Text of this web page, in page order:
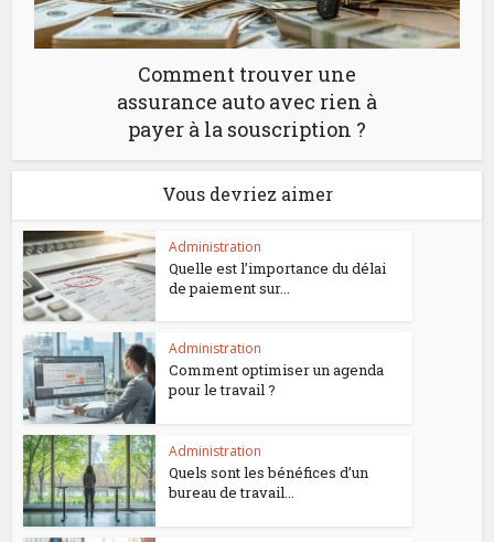
Comment trouver une
assurance auto avec rien à
payer à la souscription ?
Vous devriez aimer
Administration
Quelle est l’importance du délai
de paiement sur...
Administration
Comment optimiser un agenda
pour le travail ?
Administration
Quels sont les bénéfices d’un
bureau de travail...